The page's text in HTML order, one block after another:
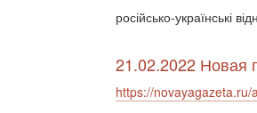
російсько-українські
21.02.2022 Новая
https://